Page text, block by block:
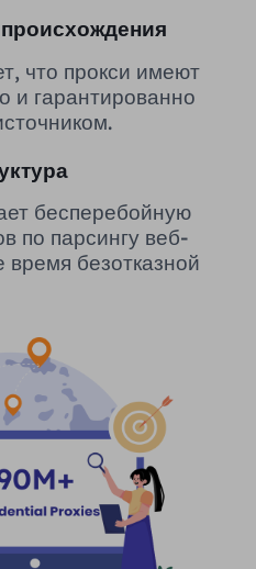
что прокси имеют
и гарантированно
бесперебойную
по парсингу веб-
время безотказной